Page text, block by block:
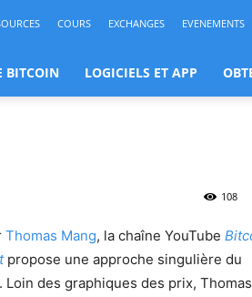
COURS EXCHANGES EVENEMENTS
BITCOIN LOGICIELS ET APP
108
Thomas Mang, la chaîne YouTube
propose une approche singulière du
Loin des graphiques des prix, Thomas